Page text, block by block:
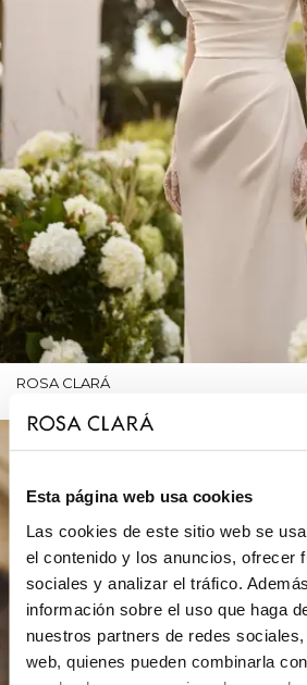
Esta página web usa cookies
Las cookies de este sitio web se
el contenido y los anuncios, ofrecer
sociales y analizar el tráfico.
información sobre el uso que haga
nuestros partners de redes
web, quienes pueden combinarla
ROSA CLARÁ